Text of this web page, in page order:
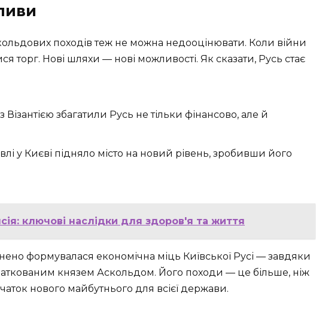
походів теж не можна недооцінювати. Коли війни
торг. Нові шляхи — нові можливості. Як сказати, Русь стає
Візантією збагатили Русь не тільки фінансово, але й
у Києві підняло місто на новий рівень, зробивши його
ключові наслідки для здоров'я та життя
формувалася економічна міць Київської Русі — завдяки
князем Аскольдом. Його походи — це більше, ніж
нового майбутнього для всієї держави.